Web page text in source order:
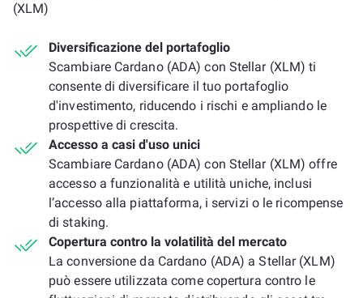
(XLM)
Diversificazione del portafoglio
Scambiare Cardano (ADA) con Stellar (XLM) ti
consente di diversificare il tuo portafoglio
d'investimento, riducendo i rischi e ampliando le
prospettive di crescita.
Accesso a casi d'uso unici
Scambiare Cardano (ADA) con Stellar (XLM) offre
accesso a funzionalità e utilità uniche, inclusi
l’accesso alla piattaforma, i servizi o le ricompense
di staking.
Copertura contro la volatilità del mercato
La conversione da Cardano (ADA) a Stellar (XLM)
può essere utilizzata come copertura contro le